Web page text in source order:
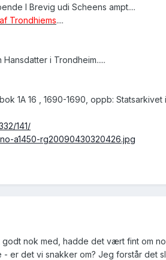
I Brevig udi Scheens ampt....
af Trondhiems....
i Trondheim.....
1A 16 , 1690-1690, oppb: Statsarkivet i
141/
a1450-rg20090430320426.jpg
nok med, hadde det vært fint om
er det vi snakker om? Jeg forstår det